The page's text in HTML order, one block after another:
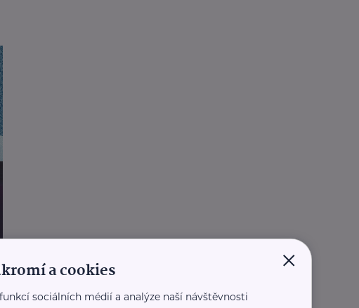
×
a cookies
sociálních médií a analýze naší návštěvnosti